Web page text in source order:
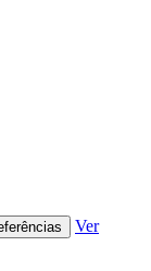
Ver